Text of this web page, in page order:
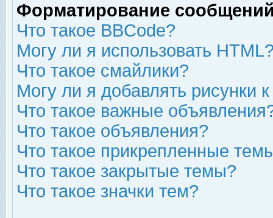
Форматирование
Что такое BBCode?
Могу ли я использовать
Что такое смайлики?
Могу ли я добавлять рисунки
Что такое важные
Что такое объявления?
Что такое прикрепленные
Что такое закрытые темы?
Что такое значки тем?